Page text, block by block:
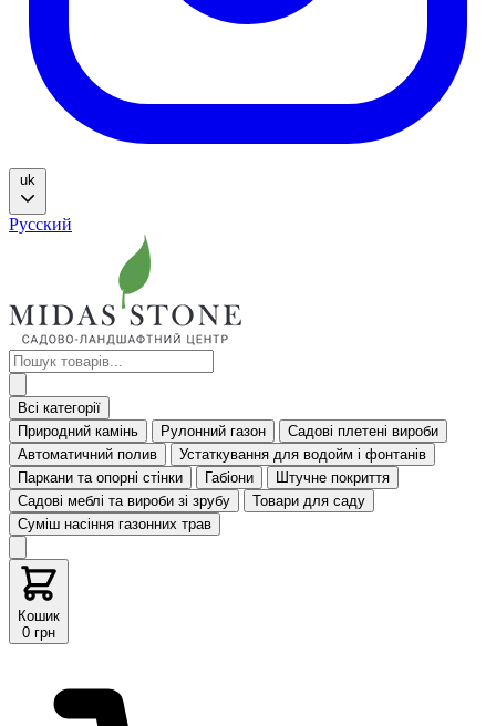
uk
Русский
Всі категорії
Природний камінь
Рулонний газон
Садові плетені вироби
Автоматичний полив
Устаткування для водойм і фонтанів
Паркани та опорні стінки
Габіони
Штучне покриття
Садові меблі та вироби зі зрубу
Товари для саду
Суміш насіння газонних трав
Кошик
0 грн